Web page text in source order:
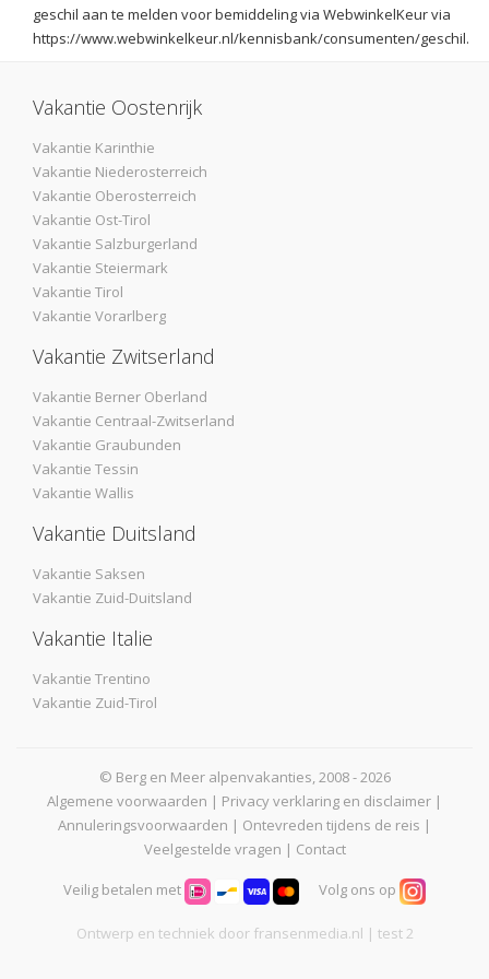
geschil aan te melden voor bemiddeling via WebwinkelKeur via
https://www.webwinkelkeur.nl/kennisbank/consumenten/geschil.
Vakantie Oostenrijk
Vakantie Karinthie
Vakantie Niederosterreich
Vakantie Oberosterreich
Vakantie Ost-Tirol
Vakantie Salzburgerland
Vakantie Steiermark
Vakantie Tirol
Vakantie Vorarlberg
Vakantie Zwitserland
Vakantie Berner Oberland
Vakantie Centraal-Zwitserland
Vakantie Graubunden
Vakantie Tessin
Vakantie Wallis
Vakantie Duitsland
Vakantie Saksen
Vakantie Zuid-Duitsland
Vakantie Italie
Vakantie Trentino
Vakantie Zuid-Tirol
© Berg en Meer alpenvakanties, 2008 - 2026
Algemene voorwaarden | Privacy verklaring en disclaimer |
Annuleringsvoorwaarden | Ontevreden tijdens de reis |
Veelgestelde vragen | Contact
Veilig betalen met Volg ons op
Ontwerp en techniek door fransenmedia.nl | test 2